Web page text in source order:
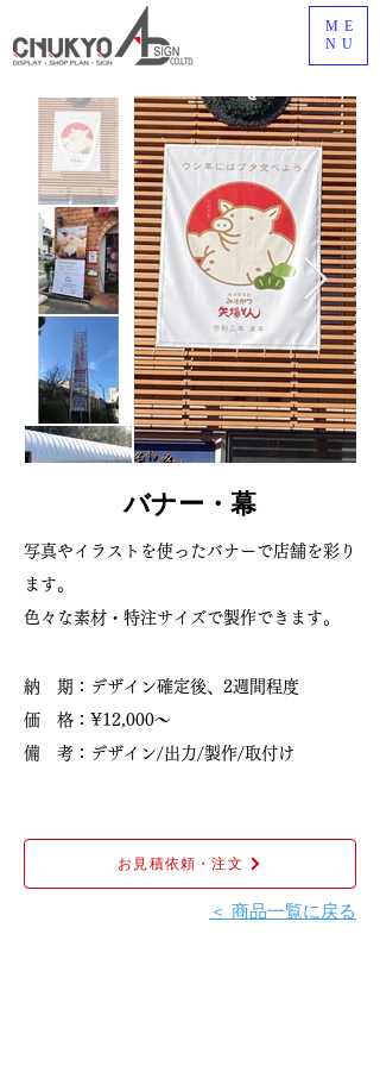
ME
NU
バナー・幕
写真やイラストを使ったバナーで店舗を彩り
ます。
色々な素材・特注サイズで製作できます。
納 期：デザイン確定後、2週間程度
価 格：¥12,000〜
備 考：デザイン/出力/製作/取付け
お見積依頼・注文
＜ 商品一覧に戻る